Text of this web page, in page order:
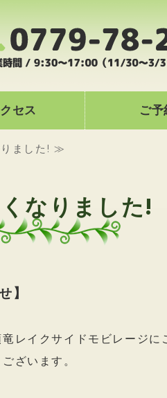
ドモビレージ｜
セス ご予
ました! ≫
なりました!
】
レイクサイドモビレージに
ざいます。